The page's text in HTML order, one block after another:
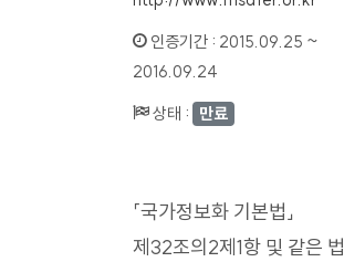
인증기간 : 2015.09.25 ~
2016.09.24
상태 : 만료
「국가정보화 기본법」
제32조의2제1항 및 같은 법